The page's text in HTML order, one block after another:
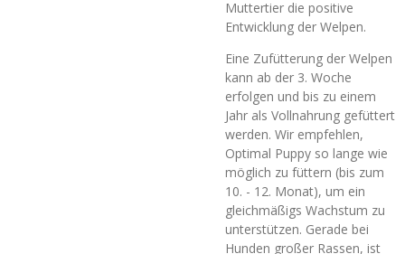
Muttertier die positive
Entwicklung der Welpen.
Eine Zufütterung der Welpen
kann ab der 3. Woche
erfolgen und bis zu einem
Jahr als Vollnahrung gefüttert
werden. Wir empfehlen,
Optimal Puppy so lange wie
möglich zu füttern (bis zum
10. - 12. Monat), um ein
gleichmäßigs Wachstum zu
unterstützen. Gerade bei
Hunden großer Rassen, ist